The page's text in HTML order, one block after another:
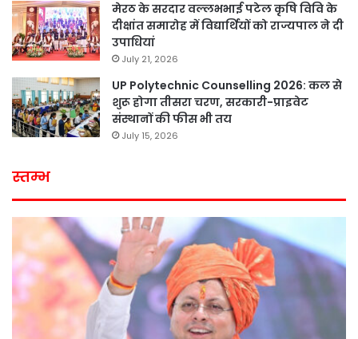
मेरठ के सरदार वल्लभभाई पटेल कृषि विवि के
दीक्षांत समारोह में विद्यार्थियों को राज्यपाल ने दी
उपाधियां
July 21, 2026
UP Polytechnic Counselling 2026: कल से
शुरू होगा तीसरा चरण, सरकारी-प्राइवेट
संस्थानों की फीस भी तय
July 15, 2026
स्तम्भ